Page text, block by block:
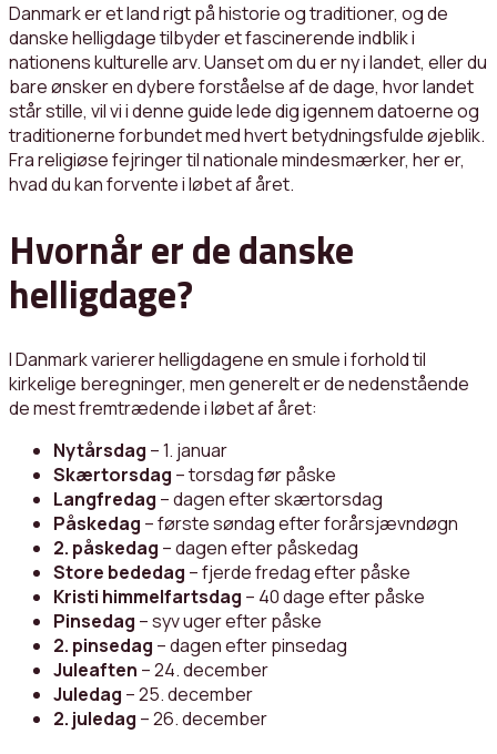
Danmark er et land rigt på historie og traditioner, og de
danske helligdage tilbyder et fascinerende indblik i
nationens kulturelle arv. Uanset om du er ny i landet, eller du
bare ønsker en dybere forståelse af de dage, hvor landet
står stille, vil vi i denne guide lede dig igennem datoerne og
traditionerne forbundet med hvert betydningsfulde øjeblik.
Fra religiøse fejringer til nationale mindesmærker, her er,
hvad du kan forvente i løbet af året.
Hvornår er de danske
helligdage?
I Danmark varierer helligdagene en smule i forhold til
kirkelige beregninger, men generelt er de nedenstående
de mest fremtrædende i løbet af året:
Nytårsdag – 1. januar
Skærtorsdag – torsdag før påske
Langfredag – dagen efter skærtorsdag
Påskedag – første søndag efter forårsjævndøgn
2. påskedag – dagen efter påskedag
Store bededag – fjerde fredag efter påske
Kristi himmelfartsdag – 40 dage efter påske
Pinsedag – syv uger efter påske
2. pinsedag – dagen efter pinsedag
Juleaften – 24. december
Juledag – 25. december
2. juledag – 26. december